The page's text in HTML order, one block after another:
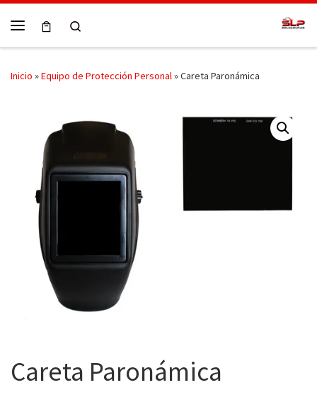
Skip to content
Inicio »Equipo de Protección Personal»Careta Paronámica
Careta Paronámica